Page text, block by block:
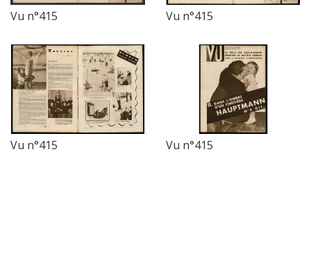
Vu n°415 Vu n°415
Vu n°415 Vu n°415